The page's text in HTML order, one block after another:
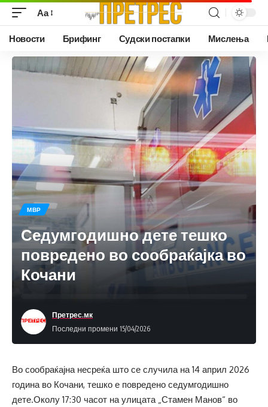
Аа
Новости Брифинг Судски постапки Мислења
МВР
Седумгодишно дете тешко
повредено во сообраќајка во
Кочани
Последни промени 15/04/2026
Претрес.мк
Во сообраќајна несреќа што се случила на 14 април 2026
година во Кочани, тешко е повредено седумгодишно
дете.Околу 17:30 часот на улицата „Стамен Манов“ во